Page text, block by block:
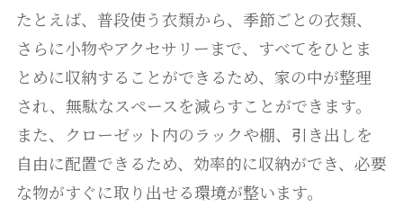
たとえば、普段使う衣類から、季節ごとの衣類、
さらに小物やアクセサリーまで、すべてをひとま
とめに収納することができるため、家の中が整理
され、無駄なスペースを減らすことができます。
また、クローゼット内のラックや棚、引き出しを
自由に配置できるため、効率的に収納ができ、必要
な物がすぐに取り出せる環境が整います。